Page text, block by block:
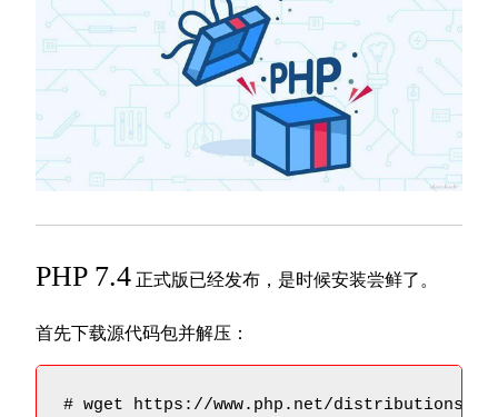
PHP 7.4正式版已经发布，是时候安装尝鲜了。
首先下载源代码包并解压：
# wget https://www.php.net/distributions/